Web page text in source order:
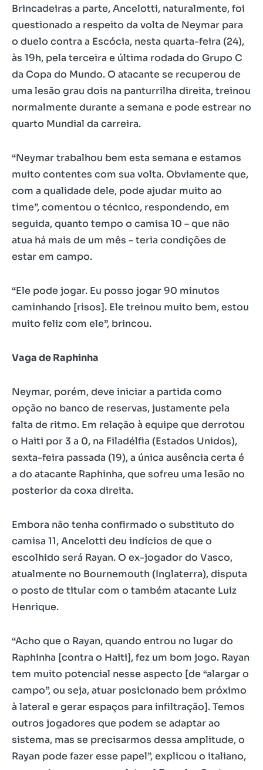
Brincadeiras a parte, Ancelotti, naturalmente, foi
questionado a respeito da volta de Neymar para
o duelo contra a Escócia, nesta quarta-feira (24),
às 19h, pela terceira e última rodada do Grupo C
da Copa do Mundo. O atacante se recuperou de
uma lesão grau dois na panturrilha direita, treinou
normalmente durante a semana e pode estrear no
quarto Mundial da carreira.
“Neymar trabalhou bem esta semana e estamos
muito contentes com sua volta. Obviamente que,
com a qualidade dele, pode ajudar muito ao
time”, comentou o técnico, respondendo, em
seguida, quanto tempo o camisa 10 – que não
atua há mais de um mês – teria condições de
estar em campo.
“Ele pode jogar. Eu posso jogar 90 minutos
caminhando [risos]. Ele treinou muito bem, estou
muito feliz com ele”, brincou.
Vaga de Raphinha
Neymar, porém, deve iniciar a partida como
opção no banco de reservas, justamente pela
falta de ritmo. Em relação à equipe que derrotou
o Haiti por 3 a 0, na Filadélfia (Estados Unidos),
sexta-feira passada (19), a única ausência certa é
a do atacante Raphinha, que sofreu uma lesão no
posterior da coxa direita.
Embora não tenha confirmado o substituto do
camisa 11, Ancelotti deu indícios de que o
escolhido será Rayan. O ex-jogador do Vasco,
atualmente no Bournemouth (Inglaterra), disputa
o posto de titular com o também atacante Luiz
Henrique.
“Acho que o Rayan, quando entrou no lugar do
Raphinha [contra o Haiti], fez um bom jogo. Rayan
tem muito potencial nesse aspecto [de “alargar o
campo”, ou seja, atuar posicionado bem próximo
à lateral e gerar espaços para infiltração]. Temos
outros jogadores que podem se adaptar ao
sistema, mas se precisarmos dessa amplitude, o
Rayan pode fazer esse papel”, explicou o italiano,